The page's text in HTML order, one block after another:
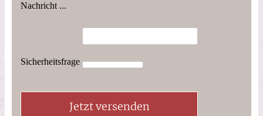
Nachricht ...
Sicherheitsfrage
Jetzt versenden